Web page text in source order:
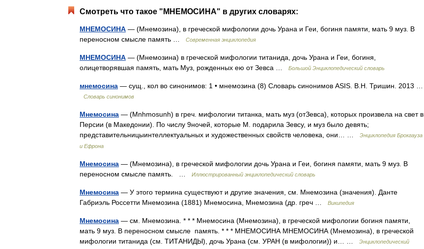
Смотреть что такое "МНЕМОСИНА" в других словарях:
МНЕМОСИНА — (Мнемозина), в греческой мифологии дочь Урана и Геи, богиня памяти, мать 9 муз. В
переносном смысле память …
Современная энциклопедия
МНЕМОСИНА — (Мнемозина) в греческой мифологии титанида, дочь Урана и Геи, богиня,
олицетворявшая память, мать Муз, рожденных ею от Зевса …
Большой Энциклопедический словарь
мнемосина — сущ., кол во синонимов: 1 • мнемозина (8) Словарь синонимов ASIS. В.Н. Тришин. 2013 …
Словарь синонимов
Мнемосина — (Мnhmosunh) в греч. мифологии титанка, мать муз (отЗевса), которых произвела на свет в
Персии (в Македонии). По числу 9ночей, которые М. подарила Зевсу, и муз было девять;
представительницыинтеллектуальных и художественных свойств человека, они… …
Энциклопедия Брокгауза
и Ефрона
Мнемосина — (Мнемозина), в греческой мифологии дочь Урана и Геи, богиня памяти, мать 9 муз. В
переносном смысле память. …
Иллюстрированный энциклопедический словарь
Мнемосина — У этого термина существуют и другие значения, см. Мнемозина (значения). Данте
Габриэль Россетти Мнемозина (1881) Мнемосина, Мнемозина (др. греч …
Википедия
Мнемосина — см. Мнемозина. * * * Мнемосина (Мнемозина), в греческой мифологии богиня памяти,
мать 9 муз. В переносном смысле память. * * * МНЕМОСИНА МНЕМОСИНА (Мнемозина), в греческой
мифологии титанида (см. ТИТАНИДЫ), дочь Урана (см. УРАН (в мифологии)) и… …
Энциклопедический